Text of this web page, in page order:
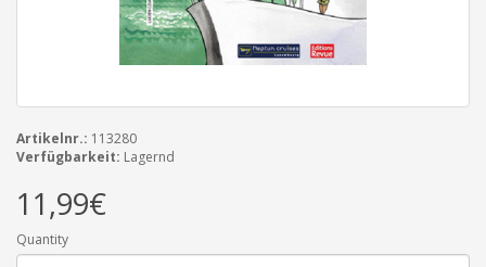
Artikelnr.: 113280
Verfügbarkeit: Lagernd
11,99€
Quantity